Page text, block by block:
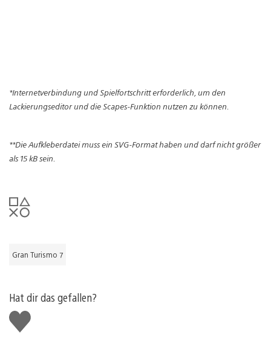
*Internetverbindung und Spielfortschritt erforderlich, um den
Lackierungseditor und die Scapes-Funktion nutzen zu können.
**Die Aufkleberdatei muss ein SVG-Format haben und darf nicht größer
als 15 kB sein.
Gran Turismo 7
Hat dir das gefallen?
Gefällt
mir